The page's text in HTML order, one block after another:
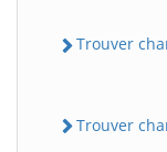
Trouver
Trouver